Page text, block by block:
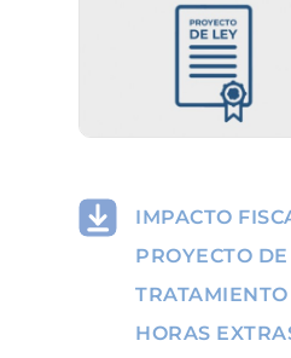
IMPACTO
PROYECTO
HORAS